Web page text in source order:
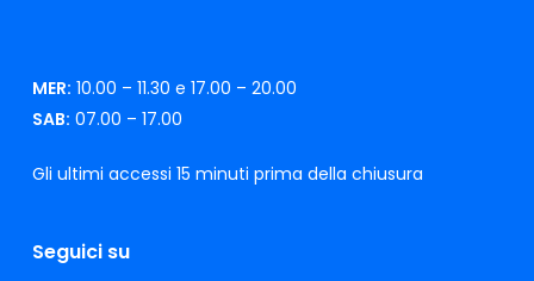
MER: 10.00 – 11.30 e 17.00 – 20.00
SAB: 07.00 – 17.00
Gli ultimi accessi 15 minuti prima della chiusura
Seguici su